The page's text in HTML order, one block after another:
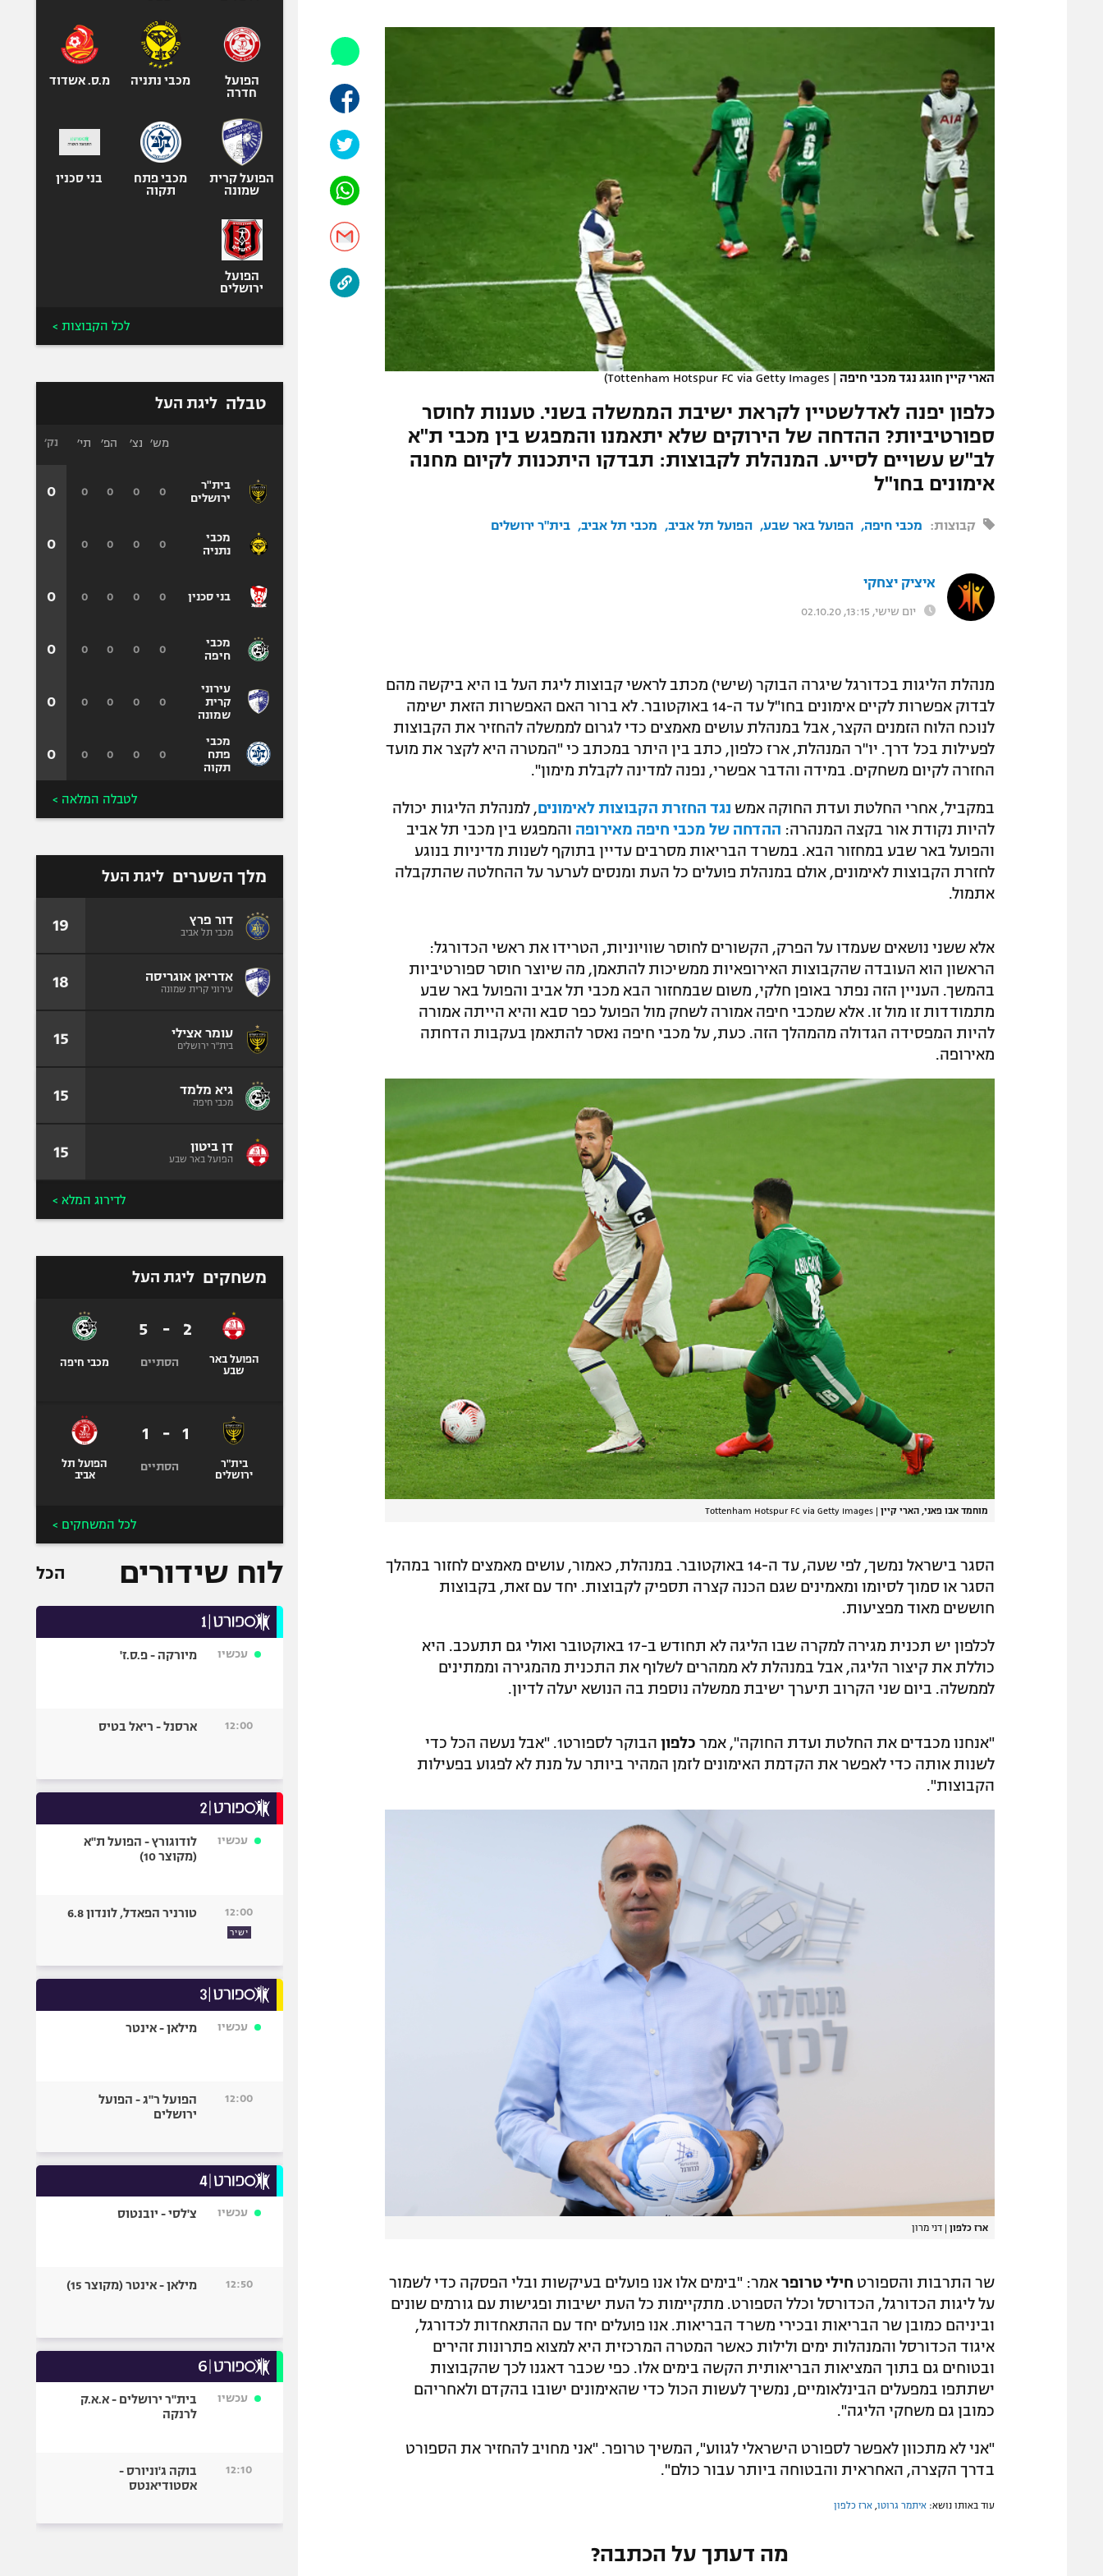
תקנון עבור פעילות ספורט 1 – "מרלן"
תנאי שימוש
מדיניות פרטיות
רשיון להקרנה פומבית לבית עסק
הצטרפות לחבילת הערוצים
לוח דרושים – ג'ובנט
תגיות
המגזין
הפועל תל אביב
הפועל באר שבע
מכבי נתניה
בני יהודה
ליגה סינית
ליגה ברזילאית
ליגות נוספות
אופניים
ספורט מוטורי
כדורמים
בייסבול MLB
ספורט אתגרי
אומנויות לחימה
הארי קיין חוגג נגד מכבי חיפה |
Tottenham Hotspur FC via Getty Images)
כלפון יפנה לאדלשטיין לקראת ישיבת הממשלה בשני. טענות לחוסר
ספורטיביות? ההדחה של הירוקים שלא יתאמנו והמפגש בין מכבי ת"א
לב"ש עשויים לסייע. המנהלת לקבוצות: תבדקו היתכנות לקיום מחנה
אימונים בחו"ל
קבוצות: מכבי חיפה הפועל באר שבע הפועל תל אביב מכבי תל אביב בית"ר ירושלים
איציק יצחקי
יום שישי, 13:15, 02.10.20
מנהלת הליגות בכדורגל שיגרה הבוקר (שישי) מכתב לראשי קבוצות ליגת העל בו היא ביקשה מהם
לבדוק אפשרות לקיים אימונים בחו"ל עד ה-14 באוקטובר. לא ברור האם האפשרות הזאת ישימה
לנוכח הלוח הזמנים הקצר, אבל במנהלת עושים מאמצים כדי לגרום לממשלה להחזיר את הקבוצות
לפעילות בכל דרך. יו"ר המנהלת, ארז כלפון, כתב בין היתר במכתב כי "המטרה היא לקצר את מועד
החזרה לקיום משחקים. במידה והדבר אפשרי, נפנה למדינה לקבלת מימון".
במקביל, אחרי החלטת ועדת החוקה אמש נגד החזרת הקבוצות לאימונים, למנהלת הליגות יכולה
להיות נקודת אור בקצה המנהרה: ההדחה של מכבי חיפה מאירופה והמפגש בין מכבי תל אביב
והפועל באר שבע במחזור הבא. במשרד הבריאות מסרבים עדיין בתוקף לשנות מדיניות בנוגע
לחזרת הקבוצות לאימונים, אולם במנהלת פועלים כל העת ומנסים לערער על ההחלטה שהתקבלה
אתמול.
אלא ששני נושאים שעמדו על הפרק, הקשורים לחוסר שוויוניות, הטרידו את ראשי הכדורגל:
הראשון הוא העובדה שהקבוצות האירופאיות ממשיכות להתאמן, מה שיוצר חוסר ספורטיביות
בהמשך. העניין הזה נפתר באופן חלקי, משום שבמחזור הבא מכבי תל אביב והפועל באר שבע
מתמודדות זו מול זו. אלא שמכבי חיפה אמורה לשחק מול הפועל כפר סבא והיא הייתה אמורה
להיות המפסידה הגדולה מהמהלך הזה. כעת, על מכבי חיפה נאסר להתאמן בעקבות הדחתה
מאירופה.
מוחמד אבו פאני, הארי קיין |
Tottenham Hotspur FC via Getty Images
הסגר בישראל נמשך, לפי שעה, עד ה-14 באוקטובר. במנהלת, כאמור, עושים מאמצים לחזור במהלך
הסגר או סמוך לסיומו ומאמינים שגם הכנה קצרה תספיק לקבוצות. יחד עם זאת, בקבוצות
חוששים מאוד מפציעות.
לכלפון יש תכנית מגירה למקרה שבו הליגה לא תחודש ב-17 באוקטובר ואולי גם תתעכב. היא
כוללת את קיצור הליגה, אבל במנהלת לא ממהרים לשלוף את התכנית מהמגירה וממתינים
לממשלה. ביום שני הקרוב תיערך ישיבת ממשלה נוספת בה הנושא יעלה לדיון.
"אנחנו מכבדים את החלטת ועדת החוקה", אמר כלפון
הבוקר לספורט1. "אבל נעשה הכל כדי
לשנות אותה כדי לאפשר את הקדמת האימונים לזמן המהיר ביותר על מנת לא לפגוע בפעילות
הקבוצות".
ארז כלפון דני מרון
שר התרבות והספורט חילי טרופר אמר: "בימים אלו אנו פועלים בעיקשות ובלי הפסקה כדי לשמור
על ליגות הכדורגל, הכדורסל וכלל הספורט. מתקיימות כל העת ישיבות ופגישות עם גורמים שונים
וביניהם כמובן שר הבריאות ובכירי משרד הבריאות. אנו פועלים יחד עם ההתאחדות לכדורגל,
איגוד הכדורסל והמנהלות ימים ולילות כאשר המטרה המרכזית היא למצוא פתרונות זהירים
ובטוחים גם בתוך המציאות הבריאותית הקשה בימים אלו. כפי שכבר דאגנו לכך שהקבוצות
ישתתפו במפעלים הבינלאומיים, נמשיך לעשות הכול כדי שהאימונים ישובו בהקדם ולאחריהם
כמובן גם משחקי הליגה".
"אני לא מתכוון לאפשר לספורט הישראלי לגווע", המשיך טרופר. "אני מחויב להחזיר את הספורט
בדרך הקצרה, האחראית והבטוחה ביותר עבור כולם".
עוד באותו נושא: איתמר גרוטו ארז כלפון
מה דעתך על הכתבה?
הפועל
חדרה
מכבי נתניה מ.ס. אשדוד
הפועל קרית
שמונה
מכבי פתח
תקוה
בני סכנין
הפועל
ירושלים
לכל הקבוצות >
טבלה ליגת העל
בית"ר
ירושלים
מכבי
נתניה
בני סכנין
מכבי
חיפה
עירוני
קרית
שמונה
מכבי
פתח
תקוה
מש׳ נצ׳ הפ׳ תי׳
0
0
0
0
0
0
0
0
0
0
0
0
0
0
0
0
0
0
0
0
0
0
0
0
נק׳
0
0
0
0
0
0
לטבלה המלאה >
מלך השערים ליגת העל
דור פרץ
מכבי תל אביב 19
אדריאן אוגריסה
עירוני קרית שמונה 18
עומר אצילי
בית"ר ירושלים 15
גיא מלמד
מכבי חיפה 15
דן ביטון
הפועל באר שבע 15
לדירוג המלא >
משחקים ליגת העל
הפועל באר
שבע
2
-
5
הסתיים מכבי חיפה
בית"ר
ירושלים
1
-
1
הסתיים
הפועל תל
אביב
לכל המשחקים >
לוח שידורים הכל
עכשיו מיורקה - פ.ס.ז'
12:00 ארסנל - ריאל בטיס
עכשיו
לודוגורץ - הפועל ת"א
(מקוצר 10)
12:00
ישיר
טורניר הפאדל, לונדון 6.8
עכשיו מילאן - אינטר
12:00
הפועל ר"ג - הפועל
ירושלים
עכשיו צ'לסי - יובנטוס
12:50 מילאן - אינטר (מקוצר 15)
עכשיו
בית"ר ירושלים - א.א.ק
לרנקה
12:10
בוקה ג'וניורס -
אסטודיאנטס